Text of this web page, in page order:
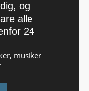
og
alle
24
musiker